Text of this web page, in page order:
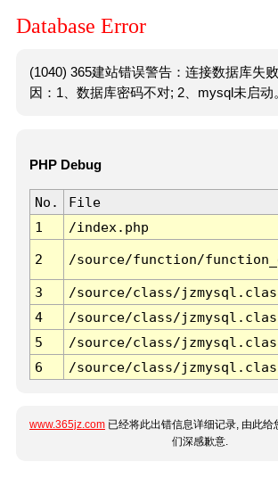
Database Error
(1040) 365建站错误警告：连接数据库失
因：1、数据库密码不对; 2、mysql未启动
PHP Debug
No. File
1
/index.php
2 /source/function/
3 /source/class/
4
/source/class/
5
/source/class/
6
/source/class/
www.365jz.com 已经将此出错信息详细记录, 由此
们深感歉意.